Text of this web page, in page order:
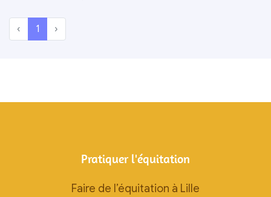
‹ 1 ›
Pratiquer l'équitation
Faire de l’équitation à Lille